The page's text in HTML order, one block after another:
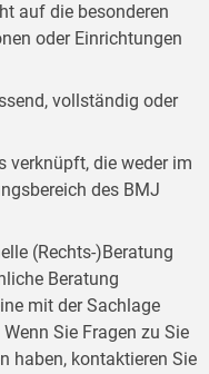
auf die besonderen
oder Einrichtungen
vollständig oder
verknüpft, die weder im
des BMJ
(Rechts-)Beratung
Beratung
mit der Sachlage
Sie Fragen zu Sie
haben, kontaktieren Sie